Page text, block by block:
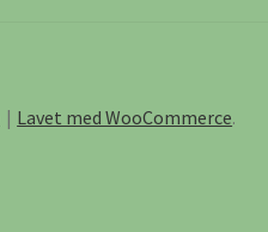
Lavet med WooCommerce.